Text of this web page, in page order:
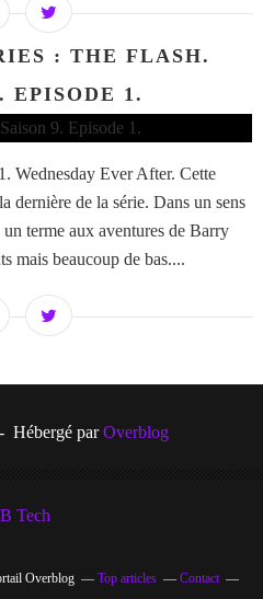
: THE FLASH.
EPISODE 1.
Wednesday Ever After. Cette
dernière de la série. Dans un sens
terme aux aventures de Barry
mais beaucoup de bas....
Hébergé parOverblog
Tech
Overblog Top articles Contact